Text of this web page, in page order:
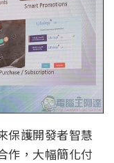
保護開發者智慧
作，大幅簡化付